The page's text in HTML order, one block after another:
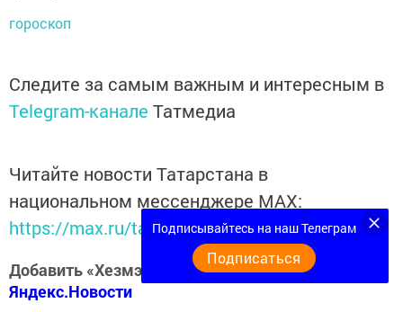
гороскоп
Следите за самым важным и интересным в
Telegram-канале Татмедиа
Читайте новости Татарстана в
национальном мессенджере MАХ:
https://max.ru/tatmedia
Добавить «Хезмэт даны» («Трудовая слава») в
Яндекс.Новости
Подписывайтесь на наш Телеграм
Подписаться